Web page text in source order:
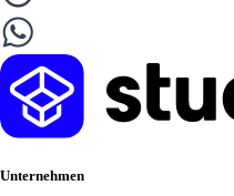
Unternehmen